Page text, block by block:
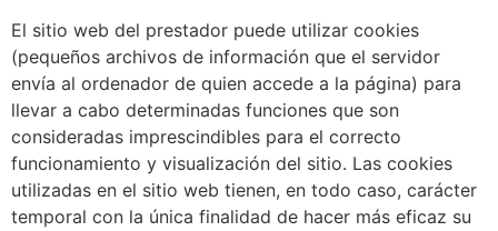
El sitio web del prestador puede utilizar cookies
(pequeños archivos de información que el servidor
envía al ordenador de quien accede a la página) para
llevar a cabo determinadas funciones que son
consideradas imprescindibles para el correcto
funcionamiento y visualización del sitio. Las cookies
utilizadas en el sitio web tienen, en todo caso, carácter
temporal con la única finalidad de hacer más eficaz su